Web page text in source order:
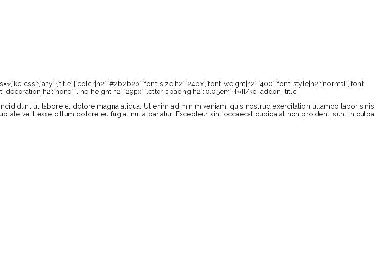
css`:{`any`:{`title`:{`color|h2`:`#2b2b2b`,`font-size|h2`:`24px`,`font-weight|h2`:`400`,`font-style|h2`:`normal`,`font-
height|h2`:`29px`,`letter-spacing|h2`:`0.05em`}}}}»][/kc_addon_title]
ut labore et dolore magna aliqua. Ut enim ad minim veniam, quis nostrud exercitation ullamco laboris nisi
velit esse cillum dolore eu fugiat nulla pariatur. Excepteur sint occaecat cupidatat non proident, sunt in culpa